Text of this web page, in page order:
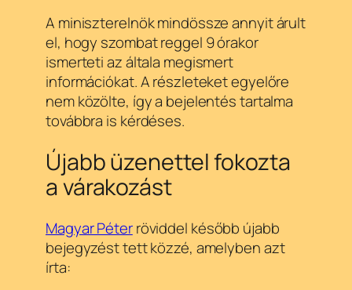
A miniszterelnök mindössze annyit árult
el, hogy szombat reggel 9 órakor
ismerteti az általa megismert
információkat. A részleteket egyelőre
nem közölte, így a bejelentés tartalma
továbbra is kérdéses.
Újabb üzenettel fokozta
a várakozást
Magyar Péterröviddel később újabb
bejegyzést tett közzé, amelyben azt
írta: